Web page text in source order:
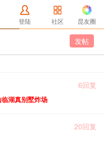
登陆 社区 昆友圈
发帖
6回复
湖真别墅炸场
20回复